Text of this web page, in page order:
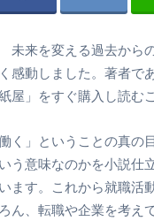
未来を変える過去から
感動しました。著者で
屋」をすぐ購入し読む
く」ということの真の
う意味なのかを小説仕
ます。これから就職活
ん、転職や企業を考え